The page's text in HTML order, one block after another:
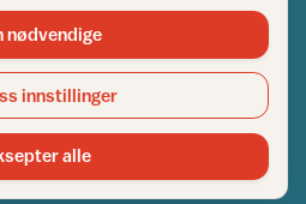
for hjem og bygg
2026. All Rights Reserved.
Helge Bod Vangen
råd for hjem og bygg
nødvendige
innstillinger
alle